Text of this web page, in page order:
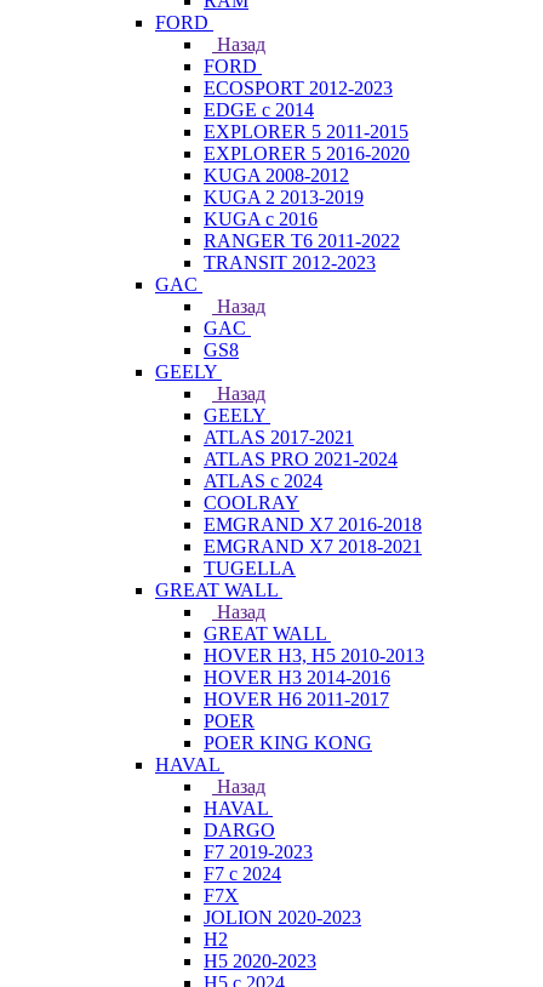
FORD
Назад
FORD
ECOSPORT 2012-2023
EDGE c 2014
EXPLORER 5 2011-2015
EXPLORER 5 2016-2020
KUGA 2008-2012
KUGA 2 2013-2019
KUGA с 2016
RANGER T6 2011-2022
TRANSIT 2012-2023
GAC
Назад
GAC
GS8
GEELY
Назад
GEELY
ATLAS 2017-2021
ATLAS PRO 2021-2024
ATLAS с 2024
COOLRAY
EMGRAND X7 2016-2018
EMGRAND X7 2018-2021
TUGELLA
GREAT WALL
Назад
GREAT WALL
HOVER H3, H5 2010-2013
HOVER H3 2014-2016
HOVER H6 2011-2017
POER
POER KING KONG
HAVAL
Назад
HAVAL
DARGO
F7 2019-2023
F7 с 2024
F7X
JOLION 2020-2023
H2
H5 2020-2023
H5 с 2024